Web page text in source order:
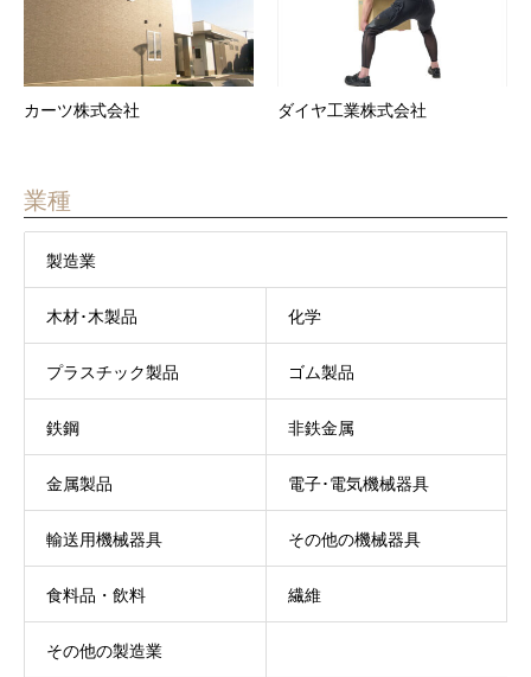
カーツ株式会社 ダイヤ工業株式会社
業種
製造業
木材･木製品 化学
プラスチック製品 ゴム製品
鉄鋼 非鉄金属
金属製品 電子･電気機械器具
輸送用機械器具 その他の機械器具
食料品・飲料 繊維
その他の製造業